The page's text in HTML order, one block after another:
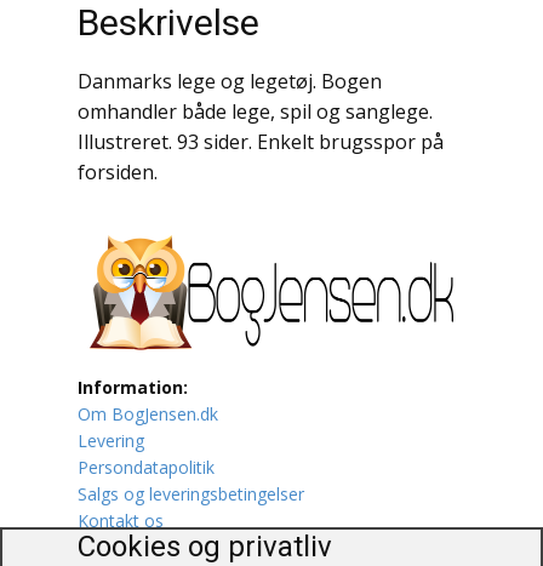
Krige / Slag
Krop / Sind
Kunst
Litteraturhistorie
Lokalhistorie / Topografi
Lystfiskeri
Mad
Musik
Beskrivelse
Danmarks lege og legetøj. Bogen
omhandler både lege, spil og sanglege.
Illustreret. 93 sider. Enkelt brugsspor på
forsiden.
Information:
Om BogJensen.dk
Levering
Persondatapolitik
Salgs og leveringsbetingelser
Kontakt os
Cookies og privatliv